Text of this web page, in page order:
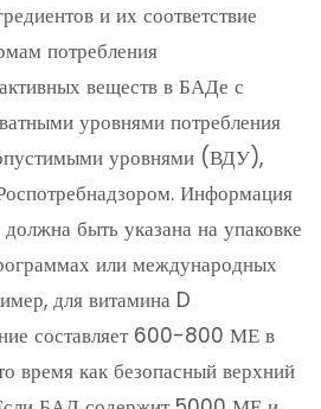
и их соответствие
потребления
веществ в БАДе с
уровнями потребления
уровнями (ВДУ),
Информация
быть указана на упаковке
или международных
для витамина D
составляет 600-800 МЕ в
время как безопасный верхний